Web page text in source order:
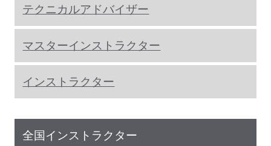
テクニカルアドバイザー
マスターインストラクター
インストラクター
全国インストラクター